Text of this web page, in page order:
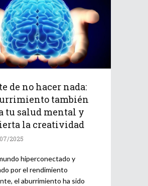
de no hacer nada:
también
tu salud mental y
la creatividad
2025
hiperconectado y
por el rendimiento
el aburrimiento ha sido